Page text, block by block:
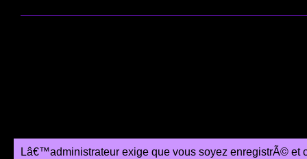
Lâ€™administrateur exige que vous soyez enregistrÃ©